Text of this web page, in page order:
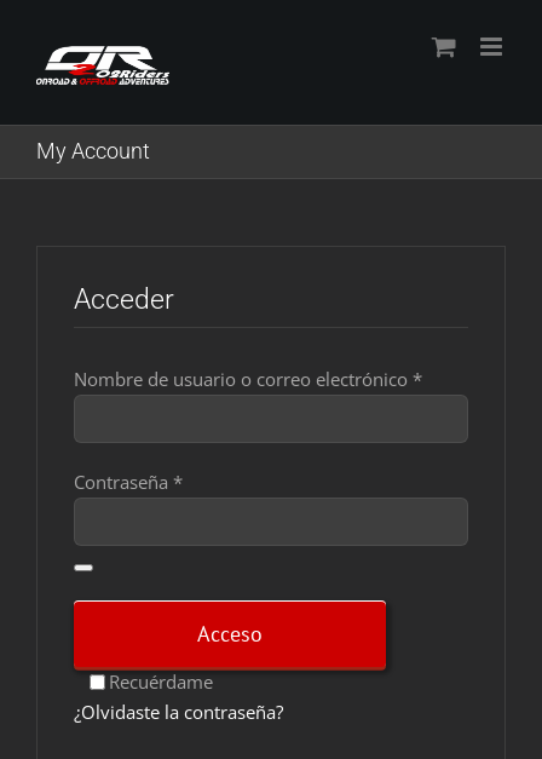
content
My Account
Acceder
Nombre de usuario o correo electrónico *Obligatorio
Contraseña *Obligatorio
Recuérdame
Acceso
¿Olvidaste la contraseña?